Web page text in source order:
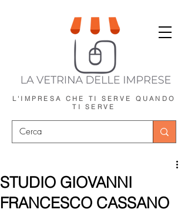
L'IMPRESA CHE TI SERVE QUANDO
TI SERVE
STUDIO GIOVANNI
FRANCESCO CASSANO